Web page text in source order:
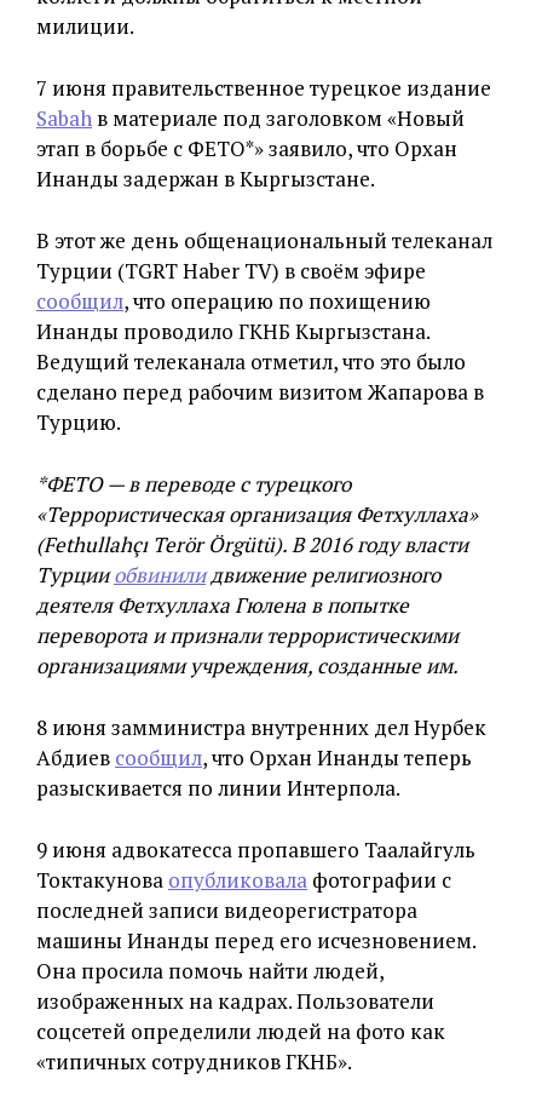
милиции.
7 июня правительственное турецкое издание
Sabah в материале под заголовком «Новый
этап в борьбе с ФЕТО*» заявило, что Орхан
Инанды задержан в Кыргызстане.
В этот же день общенациональный телеканал
Турции (TGRT Haber TV) в своём эфире
сообщил, что операцию по похищению
Инанды проводило ГКНБ Кыргызстана.
Ведущий телеканала отметил, что это было
сделано перед рабочим визитом Жапарова в
Турцию.
*ФЕТО — в переводе с турецкого
«Террористическая организация Фетхуллаха»
(Fethullahçı Terör Örgütü). В 2016 году власти
Турцииобвинилидвижение религиозного
деятеля Фетхуллаха Гюлена в попытке
переворота и признали террористическими
организациями учреждения, созданные им.
8 июня замминистра внутренних дел Нурбек
Абдиев сообщил, что Орхан Инанды теперь
разыскивается по линии Интерпола.
9 июня адвокатесса пропавшего Таалайгуль
Токтакунова опубликовала фотографии с
последней записи видеорегистратора
машины Инанды перед его исчезновением.
Она просила помочь найти людей,
изображенных на кадрах. Пользователи
соцсетей определили людей на фото как
«типичных сотрудников ГКНБ».